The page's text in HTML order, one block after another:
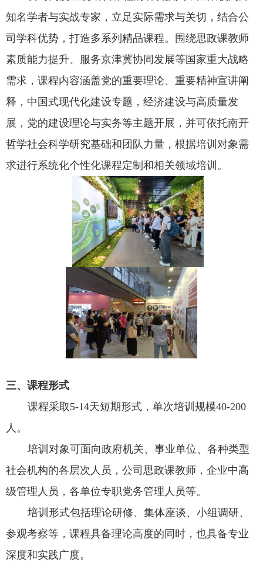
知名学者与实战专家，立足实际需求与关切，结合公
司学科优势，打造多系列精品课程。围绕思政课教师
素质能力提升、服务京津冀协同发展等国家重大战略
需求，课程内容涵盖党的重要理论、重要精神宣讲阐
释，中国式现代化建设专题，经济建设与高质量发
展，党的建设理论与实务等主题开展，并可依托南开
哲学社会科学研究基础和团队力量，根据培训对象需
求进行系统化个性化课程定制和相关领域培训。
三、课程形式
课程采取5-14天短期形式，单次培训规模40-200
人。
培训对象可面向政府机关、事业单位、各种类型
社会机构的各层次人员，公司思政课教师，企业中高
级管理人员，各单位专职党务管理人员等。
培训形式包括理论研修、集体座谈、小组调研、
参观考察等，课程具备理论高度的同时，也具备专业
深度和实践广度。